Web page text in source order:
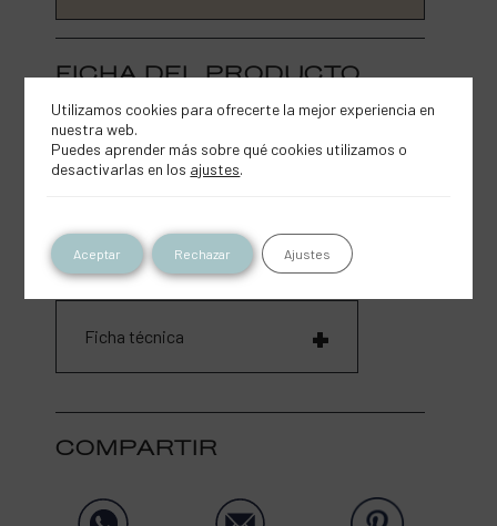
FICHA DEL PRODUCTO
Aplicación
Superficies indicadas
Ficha técnica
COMPARTIR
Utilizamos cookies para ofrecerte la mejor experiencia en
nuestra web.
Puedes aprender más sobre qué cookies utilizamos o
desactivarlas en los ajustes.
Aceptar Rechazar Ajustes